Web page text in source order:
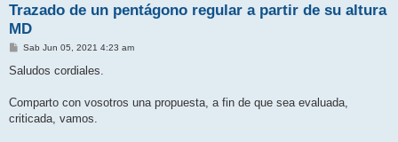
Trazado de un pentágono regular a partir de su altura
MD
M
n
j
Sab Jun 05, 2021 4:23 am
Saludos cordiales.
Comparto con vosotros una propuesta, a fin de que sea evaluada,
criticada, vamos.